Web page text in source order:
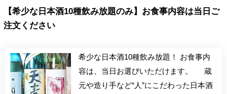
【希少な日本酒10種飲み放題のみ】お食事内容は当日ご
注文ください
希少な日本酒10種飲み放題！ お食事内
容は、当日お選びいただけます。 蔵
元や造り手など“人”にこだわった日本酒